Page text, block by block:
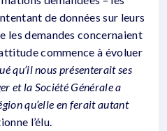
de données sur leurs
les demandes concernaient
commence à évoluer
qu’il nous présenterait ses
et la Société Générale a
qu’elle en ferait autant
l’élu.